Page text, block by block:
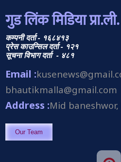
गुड लिंक मिडिया प्रा.ली.
कम्पनी दर्ता - १६८४१३
प्रेस काउन्सिल दर्ता - १२१
सूचना विभाग दर्ता - ४८१
Email :
bhautikmalla@gmail.com
Address :Mid
Our Team